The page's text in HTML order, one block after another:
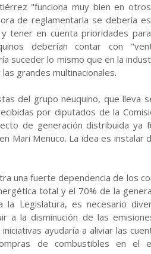
"funciona muy bien en
de reglamentarla se debería
tener en cuenta prioridades
deberían contar con
suceder lo mismo que en la
grandes multinacionales.
del grupo neuquino, que lleva
por diputados de la
de generación distribuida ya
Mari Menuco. La idea es instalar
una fuerte dependencia de los
total y el 70% de la
Legislatura, es necesario
a la disminución de las
ayudaría a aliviar las
de combustibles en el